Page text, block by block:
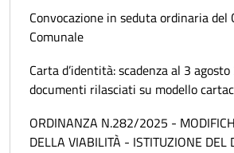
Convocazione in seduta ordinaria del
Comunale
Carta d’identità: scadenza al 3
documenti rilasciati su modello
ORDINANZA N.282/2025 -
DELLA VIABILITÀ - ISTITUZIONE DEL